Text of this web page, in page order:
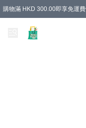
購物滿 HKD 300.00即享免運